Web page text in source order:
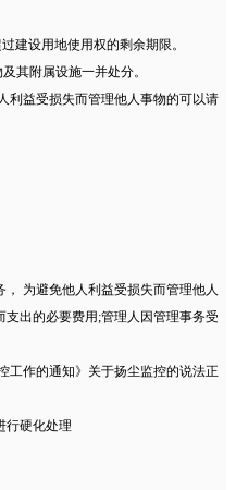
建设用地使用权的剩余期限。
其附属设施一并处分。
利益受损失而管理他人事物的可以请
， 为避免他人利益受损失而管理他人
出的必要费用;管理人因管理事务受
工作的通知》关于扬尘监控的说法正
行硬化处理